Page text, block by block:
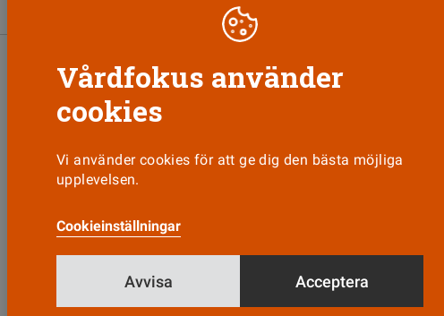
Vårdfokus använder
cookies
Vi använder cookies för att ge dig den bästa möjliga
upplevelsen.
Cookieinställningar
Avvisa Acceptera